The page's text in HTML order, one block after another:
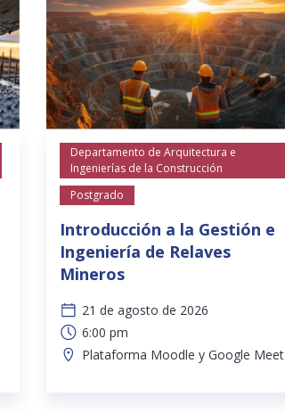
Departamento de Arquitectura e
Ingenierías de la Construcción
Postgrado
Introducción a la Gestión e
Ingeniería de Relaves
Mineros
21 de agosto de 2026
6:00 pm
Plataforma Moodle y Google Meet